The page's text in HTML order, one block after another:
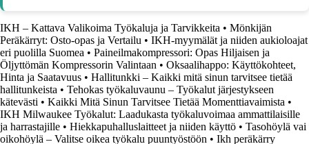
IKH – Kattava Valikoima Työkaluja ja Tarvikkeita • Mönkijän
Peräkärryt: Osto-opas ja Vertailu • IKH-myymälät ja niiden aukioloajat
eri puolilla Suomea • Paineilmakompressori: Opas Hiljaisen ja
Öljyttömän Kompressorin Valintaan • Oksaalihappo: Käyttökohteet,
Hinta ja Saatavuus • Hallitunkki – Kaikki mitä sinun tarvitsee tietää
hallitunkeista • Tehokas työkaluvaunu – Työkalut järjestykseen
kätevästi • Kaikki Mitä Sinun Tarvitsee Tietää Momenttiavaimista •
IKH Milwaukee Työkalut: Laadukasta työkaluvoimaa ammattilaisille
ja harrastajille • Hiekkapuhalluslaitteet ja niiden käyttö • Tasohöylä vai
oikohöylä – Valitse oikea työkalu puuntyöstöön • Ikh peräkärry